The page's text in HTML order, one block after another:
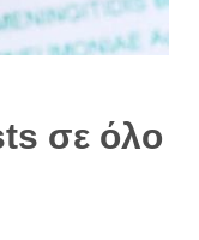
σε όλο